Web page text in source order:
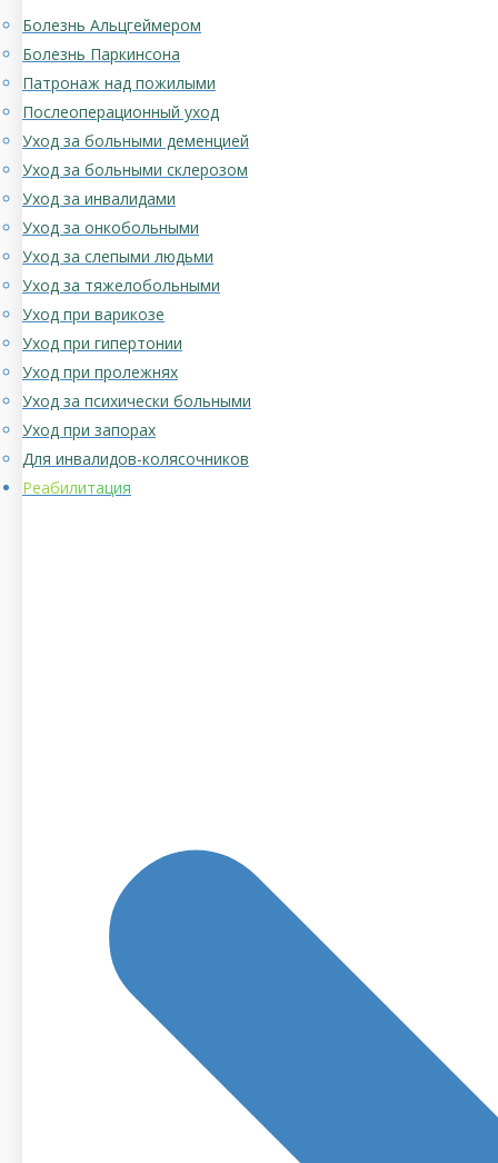
Болезнь Альцгеймером
Болезнь Паркинсона
Патронаж над пожилыми
Послеоперационный уход
Уход за больными деменцией
Уход за больными склерозом
Уход за инвалидами
Уход за онкобольными
Уход за слепыми людьми
Уход за тяжелобольными
Уход при варикозе
Уход при гипертонии
Уход при пролежнях
Уход за психически больными
Уход при запорах
Для инвалидов-колясочников
Реабилитация